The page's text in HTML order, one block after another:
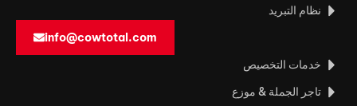
نظام التبريد
info@cowtotal.com
خدمات التخصيص
تاجر الجملة & موزع